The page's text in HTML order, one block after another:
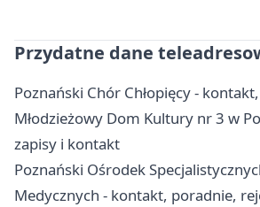
Przydatne dane
Poznański Chór Chłopięcy -
Młodzieżowy Dom Kultury nr 3 w
zapisy i kontakt
Poznański Ośrodek
Medycznych - kontakt, poradnie,